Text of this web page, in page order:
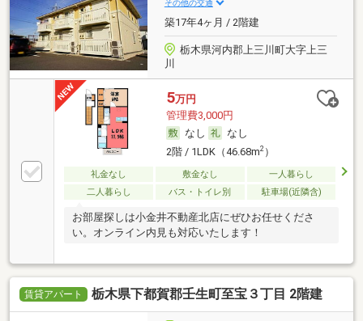
その他の交通
築17年4ヶ月 / 2階建
栃木県河内郡上三川町大字上三
川
5万円
管理費3,000円
なし
なし
2階 / 1LDK（46.68m2）
礼金なし 敷金なし
一人暮らし
二人暮らし
バス・トイレ別 駐車場(近隣含)
お部屋探しは小金井不動産北店にぜひお任せくださ
い。オンライン内見も対応いたします！
賃貸アパート 栃木県下都賀郡壬生町至宝３丁目 2階建